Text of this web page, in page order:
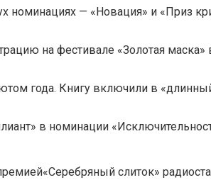
номинациях — «Новация» и «Приз
на фестивале «Золотая маска»
года. Книгу включили в
в номинации
слиток»